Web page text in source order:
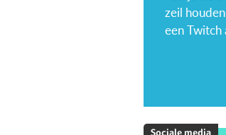
zeil
een Twitch
Sociale media